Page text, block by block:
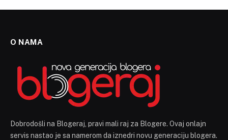
O NAMA
Dobrodošli na Blogeraj, pravi mali raj za Blogere. Ovaj onlajn
servis nastao je sa namerom da iznedri novu generaciju blogera.